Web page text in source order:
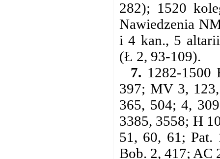
282); 1520
Nawiedzenia
i 4 kan., 5
(Ł 2, 93-109).
7. 1282-1500
397; MV 3,
365, 504; 4,
3385, 3558; H
51, 60, 61; Pat.
Bob. 2, 417; AC